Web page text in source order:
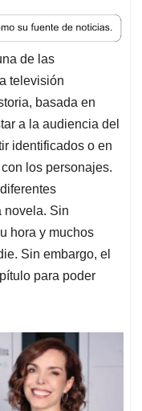
de las
televisión
basada en
a la audiencia del
identificados o en
los personajes.
novela. Sin
hora y muchos
Sin embargo, el
para poder